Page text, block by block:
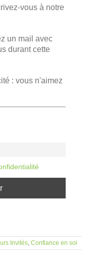
vous à notre
un mail avec
durant cette
: vous n'aimez
Invités, Confiance en soi